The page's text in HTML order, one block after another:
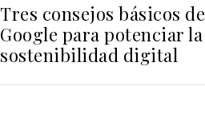
Tres consejos básicos de
Google para potenciar la
sostenibilidad digital